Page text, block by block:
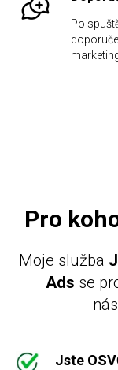
Po
Pro
Moje služba
Ads se
Jste